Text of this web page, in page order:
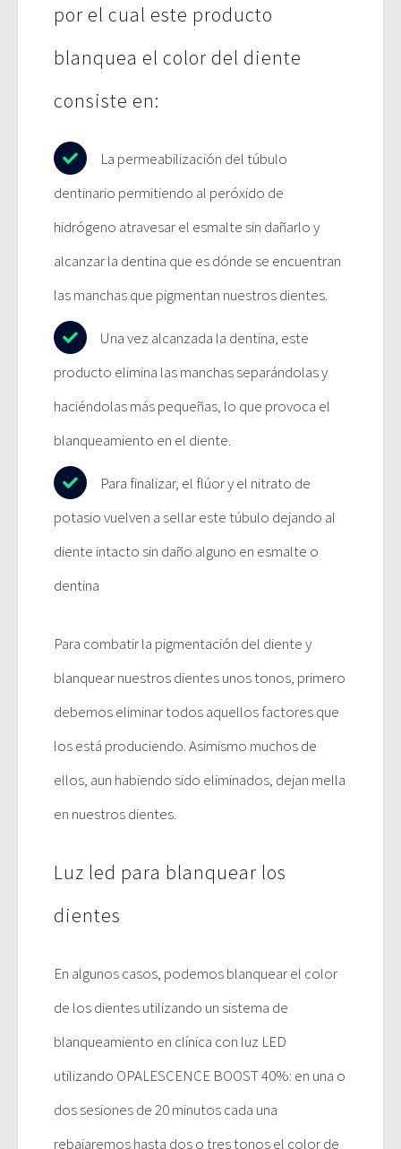
por el cual este producto
blanquea el color del diente
consiste en:
La permeabilización del túbulo
dentinario permitiendo al peróxido de
hidrógeno atravesar el esmalte sin dañarlo y
alcanzar la dentina que es dónde se encuentran
las manchas que pigmentan nuestros dientes.
Una vez alcanzada la dentina, este
producto elimina las manchas separándolas y
haciéndolas más pequeñas, lo que provoca el
blanqueamiento en el diente.
Para finalizar, el flúor y el nitrato de
potasio vuelven a sellar este túbulo dejando al
diente intacto sin daño alguno en esmalte o
dentina
Para combatir la pigmentación del diente y
blanquear nuestros dientes unos tonos, primero
debemos eliminar todos aquellos factores que
los está produciendo. Asimismo muchos de
ellos, aun habiendo sido eliminados, dejan mella
en nuestros dientes.
Luz led para blanquear los
dientes
En algunos casos, podemos blanquear el color
de los dientes utilizando un sistema de
blanqueamiento en clínica con luz LED
utilizando OPALESCENCE BOOST 40%: en una o
dos sesiones de 20 minutos cada una
rebajaremos hasta dos o tres tonos el color de